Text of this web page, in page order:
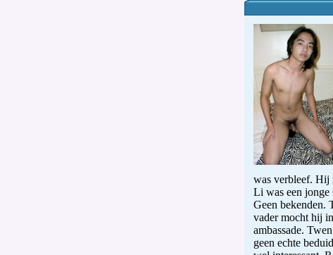
was verbleef. Hij
Li was een jonge
Geen bekenden.
vader mocht hij
ambassade.
geen echte